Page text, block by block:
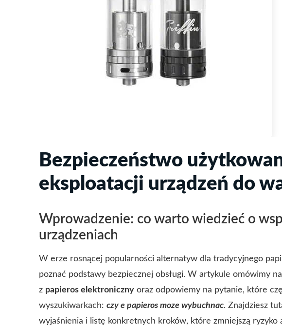
Bezpieczeństwo
eksploatacji urządzeń do
Wprowadzenie: co warto wiedzieć o
urządzeniach
W erze rosnącej popularności alternatyw dla tradycyjnego
poznać podstawy bezpiecznej obsługi. W artykule omówimy
z papieros elektroniczny oraz odpowiemy na pytanie, które
wyszukiwarkach: czy e papieros moze wybuchnac. Znajdziesz
wyjaśnienia i listę konkretnych kroków, które zmniejszą ryzyko